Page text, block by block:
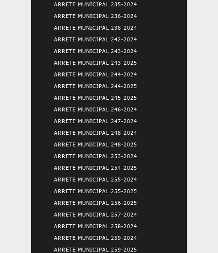
ARRETE MUNICIPAL 235-2024
ARRETE MUNICIPAL 236-2024
ARRETE MUNICIPAL 238-2024
ARRETE MUNICIPAL 242-2024
ARRETE MUNICIPAL 243-2024
ARRETE MUNICIPAL 243-2025
ARRETE MUNICIPAL 244-2024
ARRETE MUNICIPAL 244-2025
ARRETE MUNICIPAL 245-2025
ARRETE MUNICIPAL 246-2024
ARRETE MUNICIPAL 247-2024
ARRETE MUNICIPAL 248-2024
ARRETE MUNICIPAL 248-2025
ARRETE MUNICIPAL 253-2024
ARRETE MUNICIPAL 254-2025
ARRETE MUNICIPAL 255-2024
ARRETE MUNICIPAL 255-2025
ARRETE MUNICIPAL 256-2025
ARRETE MUNICIPAL 257-2024
ARRETE MUNICIPAL 258-2024
ARRETE MUNICIPAL 259-2024
ARRETE MUNICIPAL 259-2025